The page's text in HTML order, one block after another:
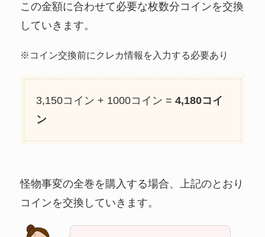
この金額に合わせて必要な枚数分コインを交換
していきます。
※コイン交換前にクレカ情報を入力する必要あり
3,150コイン + 1000コイン = 4,180コイ
ン
怪物事変の全巻を購入する場合、上記のとおり
コインを交換していきます。